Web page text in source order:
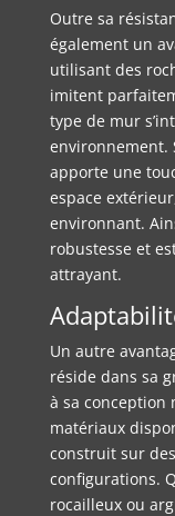
Outre sa
également un
utilisant des
imitent
type de mur
environnement.
apporte une
espace
environnant.
robustesse et
attrayant.
Un autre
réside dans sa
à sa conception
matériaux
construit sur
configurations.
rocailleux ou